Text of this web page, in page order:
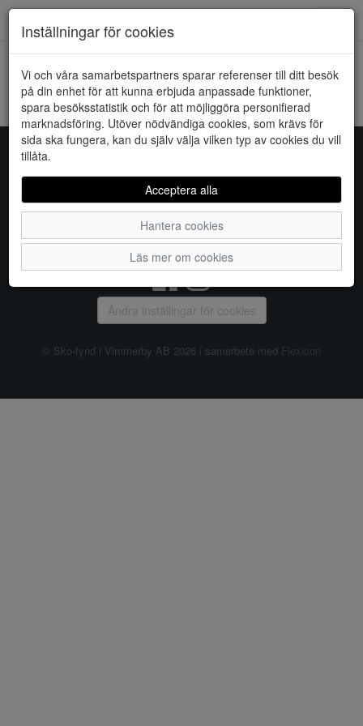
HEM RIEKER
Kunde inte hitta några artiklar...
Inställningar för cookies
Vi och våra samarbetspartners sparar referenser till ditt besök
på din enhet för att kunna erbjuda anpassade funktioner,
spara besöksstatistik och för att möjliggöra personifierad
marknadsföring. Utöver nödvändiga cookies, som krävs för
sida ska fungera, kan du själv välja vilken typ av cookies du vill
tillåta.
Acceptera alla
Hantera cookies
Läs mer om cookies
Sko-fynd i Vimmerby AB
S:t Torget 2, 598 21 VIMMERBY, Telefon:
| Om oss Kontakta oss
Ändra inställingar för cookies
© Sko-fynd i Vimmerby AB 2026 i samarbete med Flexicon